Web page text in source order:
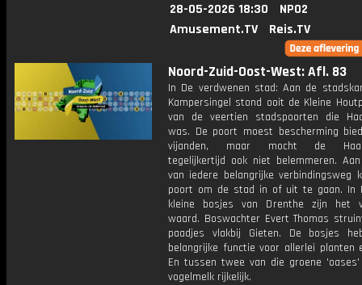
28-05-2026 18:30
NPO2
Amusement.TV
Reis.TV
Noord-Zuid-Oost-West: Afl. 83
In De verdwenen stad: Aan de
Kampersingel stond ooit de Kleine
van de veertien stadspoorten die
was. De poort moest bescherming
vijanden, maar mocht de
tegelijkertijd ook niet belemmeren.
van iedere belangrijke verbindingsweg
poort om de stad in of uit te gaan. In
kleine bosjes van Drenthe zijn het
waard. Boswachter Evert Thomas
paadjes vlakbij Gieten. De bosjes
belangrijke functie voor allerlei planten
En tussen twee van die groene
vogelmelk rijkelijk.